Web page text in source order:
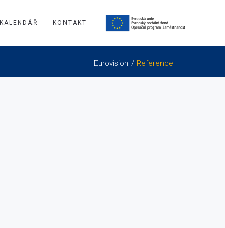
KALENDÁŘ KONTAKT
Eurovision Reference